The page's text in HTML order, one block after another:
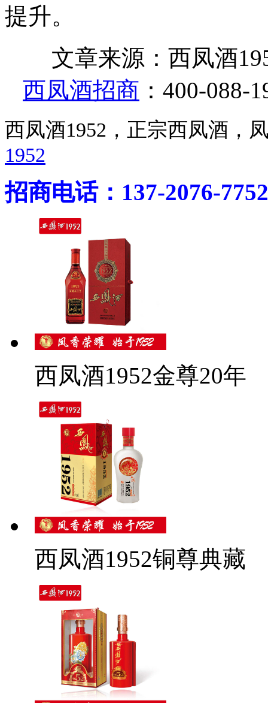
提升。
文章来源：西凤酒
西凤酒招商 ：400-088-
西凤酒1952，正宗西凤酒
1952
招商电话：137-2076-7752
西凤酒1952金尊20年
西凤酒1952铜尊典藏